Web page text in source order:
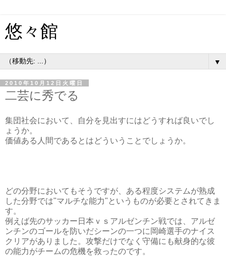
悠々館
▼
2010年10月12日火曜日
二芸に秀でる
集団社会において、自分を見出すにはどうすれば良いでし
ょうか。
価値ある人間であるとはどういうことでしょうか。
どの分野においてもそうですが、ある程度システムが熟成
した分野では"マルチな能力"というものが必要とされてきま
す。
例えば先のサッカー日本ｖｓアルゼンチン戦では、アルゼ
ンチンのゴールを防いだシーンの一つに岡崎選手のナイス
クリアがありました。攻撃だけでなく守備にも献身的な彼
の能力がチームの危機を救ったのです。